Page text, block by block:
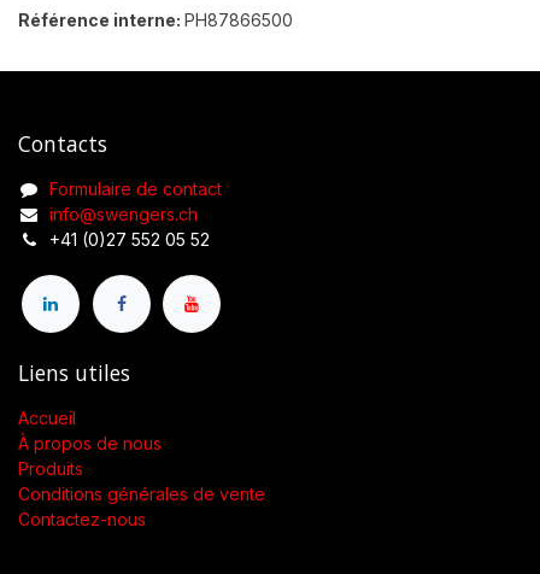
Référence interne: PH87866500
Contacts
Formulaire de contact
info@swengers.ch
+41 (0)27 552 05 52
Liens utiles
Accueil
À propos de nous
Produits
Conditions générales de vente
Contactez-nous